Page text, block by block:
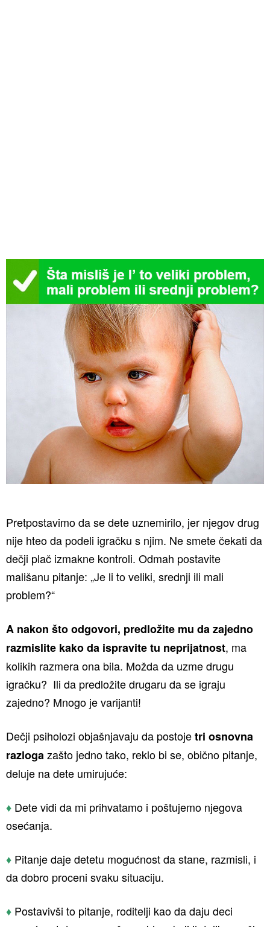
Pretpostavimo da se dete uznemirilo, jer njegov drug
nije hteo da podeli igračku s njim. Ne smete čekati da
dečji plač izmakne kontroli. Odmah postavite
mališanu pitanje: „Je li to veliki, srednji ili mali
problem?“
A nakon što odgovori, predložite mu da zajedno
razmislite kako da ispravite tu neprijatnost, ma
kolikih razmera ona bila. Možda da uzme drugu
igračku? Ili da predložite drugaru da se igraju
zajedno? Mnogo je varijanti!
Dečji psiholozi objašnjavaju da postojetri osnovna
razlogazašto jedno tako, reklo bi se, obično pitanje,
deluje na dete umirujuće:
♦ Dete vidi da mi prihvatamo i poštujemo njegova
osećanja.
♦ Pitanje daje detetu mogućnost da stane, razmisli, i
da dobro proceni svaku situaciju.
♦ Postavivši to pitanje, roditelji kao da daju deci